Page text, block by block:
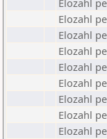
Elozahl
Elozahl
Elozahl
Elozahl
Elozahl
Elozahl
Elozahl
Elozahl
Elozahl